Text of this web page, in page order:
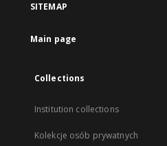
SITEMAP
Main page
Collections
Institution collections
Kolekcje osób prywatnych